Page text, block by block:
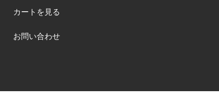
カートを見る
お問い合わせ